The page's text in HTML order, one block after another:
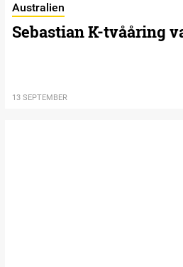
Australien
Sebastian K-tvååring
13 SEPTEMBER